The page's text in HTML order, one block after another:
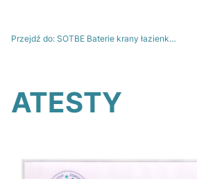
Przejdź do: SOTBE Baterie krany łazienkowe i kuchenne
ATESTY